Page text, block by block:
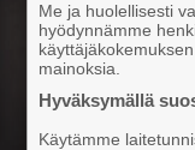
Me ja huolellisesti
hyödynnämme
mainoksia.
Hyväksymällä
Käytämme